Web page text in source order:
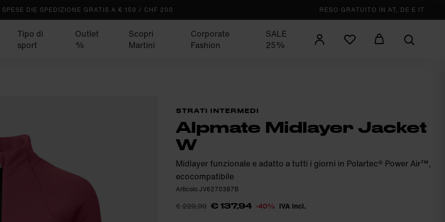
SPESE DIE SPEDIZIONE GRATIS A € 150 / CHF 200 RESO GRATUITO IN AT, DE E IT
Tipo di
sport
Outlet
%
Scopri
Martini
Corporate
Fashion
SALE
25%
STRATI INTERMEDI
Alpmate Midlayer Jacket
W
Midlayer funzionale e adatto a tutti i giorni in Polartec® Power Air™,
ecocompatibile
Articolo JV6270387B
€ 229,90 € 137,94 -40% IVA incl.